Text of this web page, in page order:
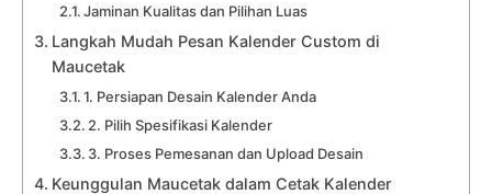
Jaminan Kualitas dan Pilihan Luas
Langkah Mudah Pesan Kalender Custom di
Maucetak
1. Persiapan Desain Kalender Anda
2. Pilih Spesifikasi Kalender
3. Proses Pemesanan dan Upload Desain
Keunggulan Maucetak dalam Cetak Kalender